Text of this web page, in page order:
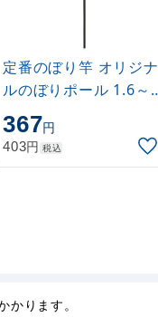
定番のぼり竿 オリジナ
ルのぼりポール 1.6～
3m 伸縮式 黒
(30537BLK)
367円
403円 税込
ります。